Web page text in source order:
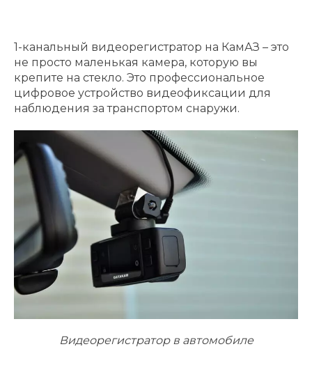
1-канальный видеорегистратор на КамАЗ – это
не просто маленькая камера, которую вы
крепите на стекло. Это профессиональное
цифровое устройство видеофиксации для
наблюдения за транспортом снаружи.
Видеорегистратор в автомобиле